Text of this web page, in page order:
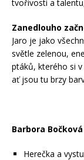
tvořivosti a
Zanedlouho
Jaro je jako
světle zelenou,
ptáků, kterého si
ať jsou tu brzy
Barbora Bočková
Herečka a